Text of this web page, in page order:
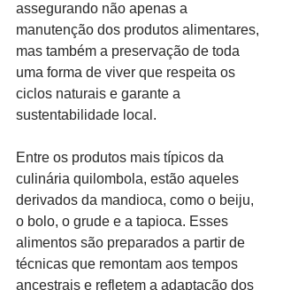
assegurando não apenas a
manutenção dos produtos alimentares,
mas também a preservação de toda
uma forma de viver que respeita os
ciclos naturais e garante a
sustentabilidade local.
Entre os produtos mais típicos da
culinária quilombola, estão aqueles
derivados da mandioca, como o beiju,
o bolo, o grude e a tapioca. Esses
alimentos são preparados a partir de
técnicas que remontam aos tempos
ancestrais e refletem a adaptação dos